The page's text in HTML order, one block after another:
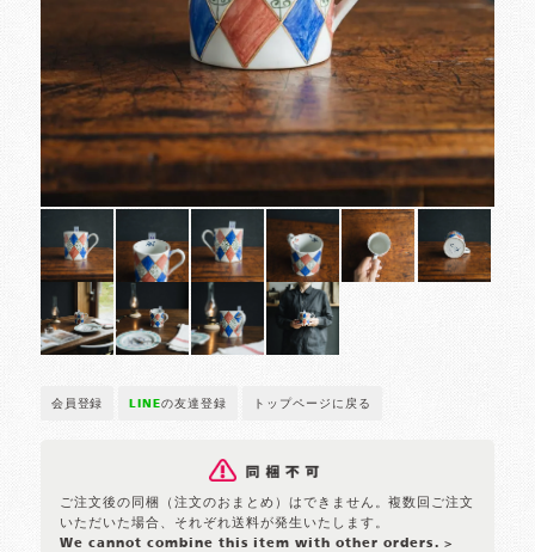
会員登録 LINEの友達登録 トップページに戻る
ご注文後の同梱（注文のおまとめ）はできません。複数回ご注文
いただいた場合、それぞれ送料が発生いたします。
We cannot combine this item with other orders. >